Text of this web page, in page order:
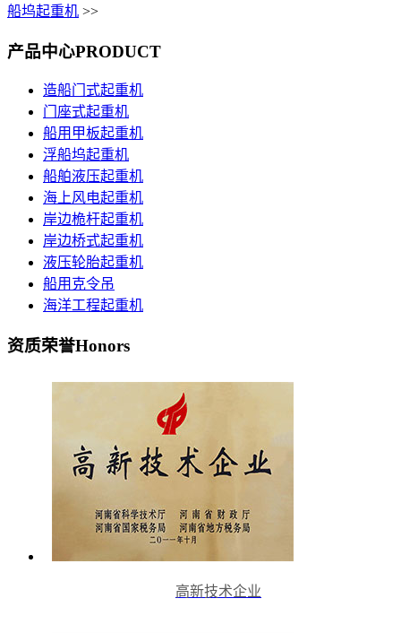
船坞起重机 >>
产品中心PRODUCT
造船门式起重机
门座式起重机
船用甲板起重机
浮船坞起重机
船舶液压起重机
海上风电起重机
岸边桅杆起重机
岸边桥式起重机
液压轮胎起重机
船用克令吊
海洋工程起重机
资质荣誉Honors
高新技术企业